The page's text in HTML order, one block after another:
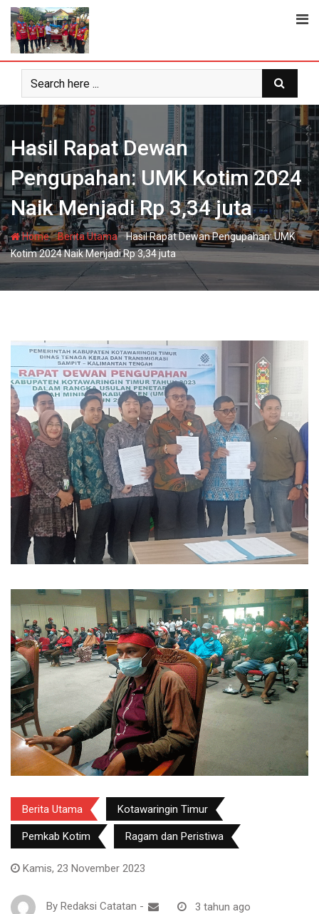
Skip
content
Hasil Rapat Dewan
Pengupahan: UMK Kotim 2024
Naik Menjadi Rp 3,34 juta
Home-Berita Utama-Hasil Rapat Dewan Pengupahan: UMK
Kotim 2024 Naik Menjadi Rp 3,34 juta
Berita Utama Kotawaringin Timur
Pemkab Kotim Ragam dan Peristiwa
Kamis, 23 November 2023
By Redaksi Catatan - 3 tahun ago